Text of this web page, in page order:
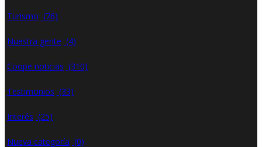
Turismo (76)
Nuestra gente (4)
Coope noticias (310)
Testimonios (33)
Interés (25)
Nueva categoría (0)